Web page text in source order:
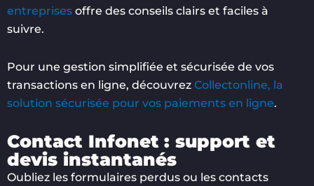
entreprises offre des conseils clairs et faciles à
suivre.
Pour une gestion simplifiée et sécurisée de vos
transactions en ligne, découvrez Collectonline, la
solution sécurisée pour vos paiements en ligne.
Contact Infonet : support et
devis instantanés
Oubliez les formulaires perdus ou les contacts